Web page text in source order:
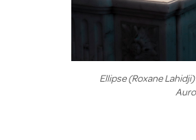
Ellipse (Roxane